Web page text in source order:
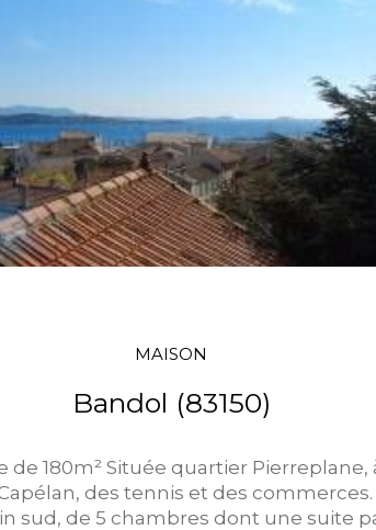
MAISON
Bandol (83150)
de 180m² Située quartier
des tennis et des
sud, de 5 chambres dont une suite